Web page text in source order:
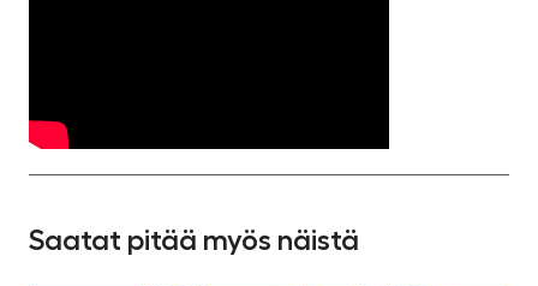
Saatat pitää myös näistä